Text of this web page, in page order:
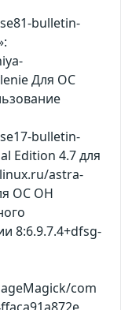
bulletin-
Для ОС
bulletin-
Edition 4.7 для
astra-
ОС ОН
8:6.9.7.4+dfsg-
com